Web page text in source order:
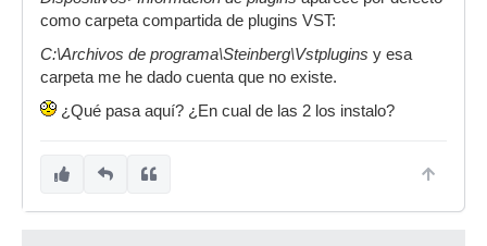
como carpeta compartida de plugins VST:
C:\Archivos de programa\Steinberg\Vstplugins y esa
carpeta me he dado cuenta que no existe.
¿Qué pasa aquí? ¿En cual de las 2 los instalo?